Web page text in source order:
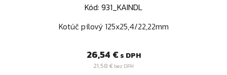
Kód: 931_KAINDL
Kotúč pílový 125x25,4/22,22mm
Cena
26,54 € s DPH
21,58 € bez DPH